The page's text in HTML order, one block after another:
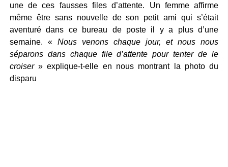
une de ces fausses files d’attente. Un femme affirme
même être sans nouvelle de son petit ami qui s’était
aventuré dans ce bureau de poste il y a plus d’une
semaine. « Nous venons chaque jour, et nous nous
séparons dans chaque file d’attente pour tenter de le
croiser» explique-t-elle en nous montrant la photo du
disparu